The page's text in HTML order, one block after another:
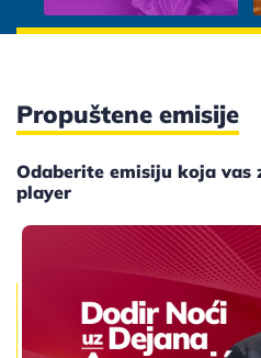
Propuštene emisije
Odaberite emisiju koja vas
player